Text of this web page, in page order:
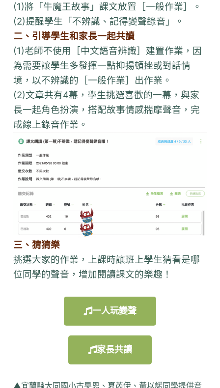
(1)將「牛魔王故事」課文放置［一般作業］。
(2)提醒學生「不辨識、記得變聲錄音」。
二、引導學生和家長一起共讀
(1)老師不使用［中文語音辨識］建置作業，因
為需要讓學生多發揮一點抑揚頓挫或對話情
境，以不辨識的［一般作業］出作業。
(2)文章共有4幕，學生挑選喜歡的一幕，與家
長一起角色扮演，搭配故事情感揣摩聲音，完
成線上錄音作業。
三、猜猜樂
挑選大家的作業，上課時讓班上學生猜看是哪
位同學的聲音，增加閱讀課文的樂趣！
一人玩變聲
家長共讀
▲宜蘭縣大同國小古昊恩、夏芮伊、黃以諾同學提供音